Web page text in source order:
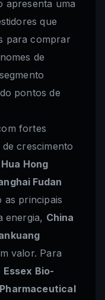
apresenta uma
que
para comprar
de
pontos de
fortes
crescimento
Hua Hong
Fudan
as principais
energia, China
valor. Para
Essex Bio-
Pharmaceutical